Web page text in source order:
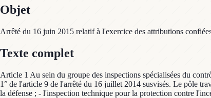
Objet
Arrêté du 16 juin 2015 relatif à l'exercice des attributions
Texte complet
Article 1 Au sein du groupe des inspections spécialisées du contrôle général des armées, le pôle travail exerce les attributions particulières d'inspection mentionnées à l'article D. 3123-14 du code de la défense et au 1° de l'article 9 de l'arrêté du 16 juillet 2014 susvisés. Le pôle travail comprend : - l'inspection du travail dans les armées ; - l'inspection pour la radioprotection ; - l'inspection médicale de prévention du ministère de la défense ; - l'inspection technique pour la protection contre l'incendie. Les missions d'inspection sont effectuées par les membres du corps militaire du contrôle général des armées et les agents, officiers supérieurs ou fonctionnaires de catégorie A, qui sont affectés au pôle travail. Article 2 Munis d'une commission du ministre de la défense et assermentés, les agents qualifiés chargés des missions d'inspection du travail exercent les attributions des inspecteurs du travail. Ils jouissent des prérogatives et moyens d'action dans les conditions du droit commun au profit des salariés et des employeurs présents dans les établissements mentionnés aux articles R. 8111-9 et R. 8111-12 du code du travail. Par ailleurs, ils assurent le contrôle de l'application de la réglementation relative à la santé et à la sécurité au travail et à la prévention des accidents et des maladies professionnelles au bénéfice du personnel civil et militaire des organismes du ministère de la défense. Ils exercent les attributions et prérogatives d'inspecteurs du travail dans les conditions déterminées par le décret n° 82-453 susvisé au profit des agents et des chefs de service des établissements mentionnés à l'article 1er dudit décret situés dans les établissements du ministère de la défense relevant de la définition de l'article R. 8111-12 du code du travail. Ils exercent les attributions d'inspecteur du travail au profit d'établissements non répertoriés par le décret n° 82-453 ou le décret n° 2012-422 susvisés si un traité ou un accord le prévoit. Dans le cadre de leurs missions au titre des alinéas 2, 3 et 4 du présent article, les inspecteurs du travail dans les armées : - conduisent les inspections et les vérifications sur place et sur pièces ; - procèdent à toute enquête sur leur initiative ; - peuvent instruire tout dossier ou mener toute étude particulière sur demande du chef du pôle travail. Les inspecteurs disposent d'un libre accès à tous les établissements dont ils ont la charge. Ils peuvent mener leurs enquêtes ou inspections de façon programmée ou de façon inopinée. Tous les moyens sont mis à leur disposition par les autorités contrôlées pour leur permettre de mener à bien leurs missions. Lors de leurs interventions dans les établissements contrôlés, seule leur commission et le cas échéant leur attestation de sécurité sont présentées. Les observations qu'ils sont amenés à faire sont consignées dans des lettres ou dans des rapports adressés aux seules autorités qui ont à en connaître. Article 3 Les